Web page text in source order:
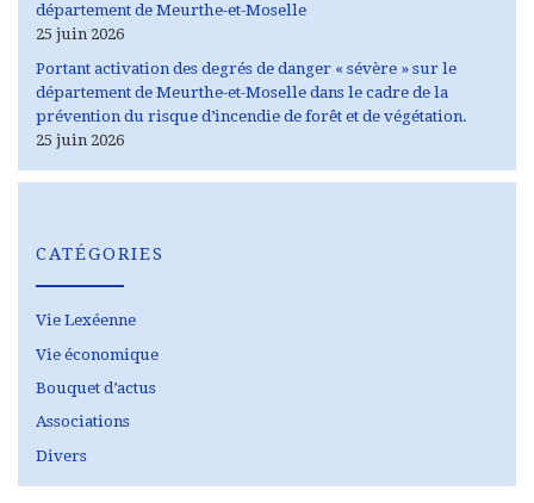
département de Meurthe-et-Moselle
25 juin 2026
Portant activation des degrés de danger « sévère » sur le
département de Meurthe-et-Moselle dans le cadre de la
prévention du risque d’incendie de forêt et de végétation.
25 juin 2026
CATÉGORIES
Vie Lexéenne
Vie économique
Bouquet d’actus
Associations
Divers